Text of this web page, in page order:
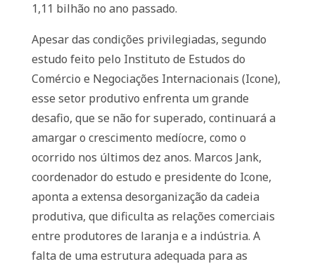
1,11 bilhão no ano passado.
Apesar das condições privilegiadas, segundo
estudo feito pelo Instituto de Estudos do
Comércio e Negociações Internacionais (Icone),
esse setor produtivo enfrenta um grande
desafio, que se não for superado, continuará a
amargar o crescimento medíocre, como o
ocorrido nos últimos dez anos. Marcos Jank,
coordenador do estudo e presidente do Icone,
aponta a extensa desorganização da cadeia
produtiva, que dificulta as relações comerciais
entre produtores de laranja e a indústria. A
falta de uma estrutura adequada para as